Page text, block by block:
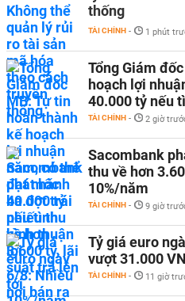
thống
TÀI CHÍNH - 1 phút
Tổng Giám
hoạch lợi
40.000 tỷ nếu
TÀI CHÍNH - 2 giờ
Sacombank
thu về hơn
10%/năm
TÀI CHÍNH - 9 giờ
Tỷ giá euro
vượt 31.000
TÀI CHÍNH - 11 giờ